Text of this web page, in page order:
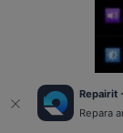
Repairit
Repara